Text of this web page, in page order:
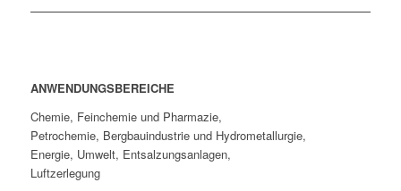
ANWENDUNGSBEREICHE
Chemie, Feinchemie und Pharmazie,
Petrochemie, Bergbauindustrie und Hydrometallurgie,
Energie, Umwelt, Entsalzungsanlagen,
Luftzerlegung